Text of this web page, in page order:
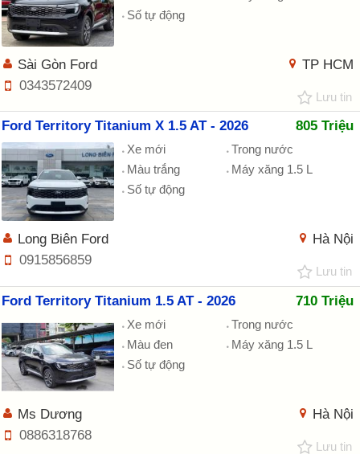
Số tự động
TP HCM
Sài Gòn Ford
0343572409
Lưu tin
Ford Territory Titanium X 1.5 AT - 2026 805 Triệu
Xe mới
Trong nước
Màu trắng
Máy xăng 1.5 L
Số tự động
Hà Nội
Long Biên Ford
0915856859
Lưu tin
Ford Territory Titanium 1.5 AT - 2026 710 Triệu
Xe mới
Trong nước
Màu đen
Máy xăng 1.5 L
Số tự động
Hà Nội
Ms Dương
0886318768
Lưu tin